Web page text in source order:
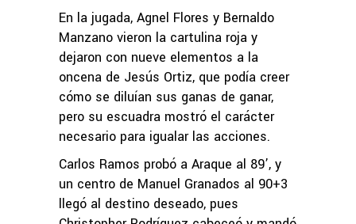
En la jugada, Agnel Flores y Bernaldo
Manzano vieron la cartulina roja y
dejaron con nueve elementos a la
oncena de Jesús Ortiz, que podía creer
cómo se diluían sus ganas de ganar,
pero su escuadra mostró el carácter
necesario para igualar las acciones.
Carlos Ramos probó a Araque al 89’, y
un centro de Manuel Granados al 90+3
llegó al destino deseado, pues